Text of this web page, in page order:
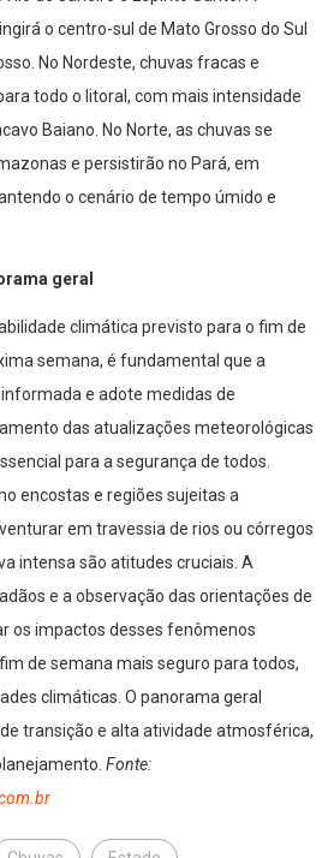
o centro-sul de Mato Grosso do Sul
No Nordeste, chuvas fracas e
todo o litoral, com mais intensidade
Baiano. No Norte, as chuvas se
e persistirão no Pará, em
o cenário de tempo úmido e
geral
climática previsto para o fim de
semana, é fundamental que a
e adote medidas de
das atualizações meteorológicas
para a segurança de todos.
encostas e regiões sujeitas a
em travessia de rios ou córregos
intensa são atitudes cruciais. A
e a observação das orientações de
os impactos desses fenômenos
de semana mais seguro para todos,
climáticas. O panorama geral
transição e alta atividade atmosférica,
Fonte: